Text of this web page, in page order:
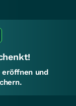
eröffnen und